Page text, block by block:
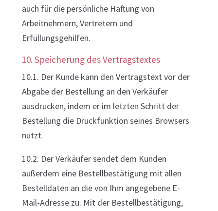
auch für die persönliche Haftung von
Arbeitnehmern, Vertretern und
Erfüllungsgehilfen.
10. Speicherung des Vertragstextes
10.1. Der Kunde kann den Vertragstext vor der
Abgabe der Bestellung an den Verkäufer
ausdrucken, indem er im letzten Schritt der
Bestellung die Druckfunktion seines Browsers
nutzt.
10.2. Der Verkäufer sendet dem Kunden
außerdem eine Bestellbestätigung mit allen
Bestelldaten an die von Ihm angegebene E-
Mail-Adresse zu. Mit der Bestellbestätigung,